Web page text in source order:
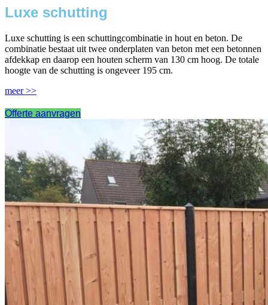
Luxe schutting
Luxe schutting is een schuttingcombinatie in hout en beton. De
combinatie bestaat uit twee onderplaten van beton met een betonnen
afdekkap en daarop een houten scherm van 130 cm hoog. De totale
hoogte van de schutting is ongeveer 195 cm.
meer >>
Offerte aanvragen